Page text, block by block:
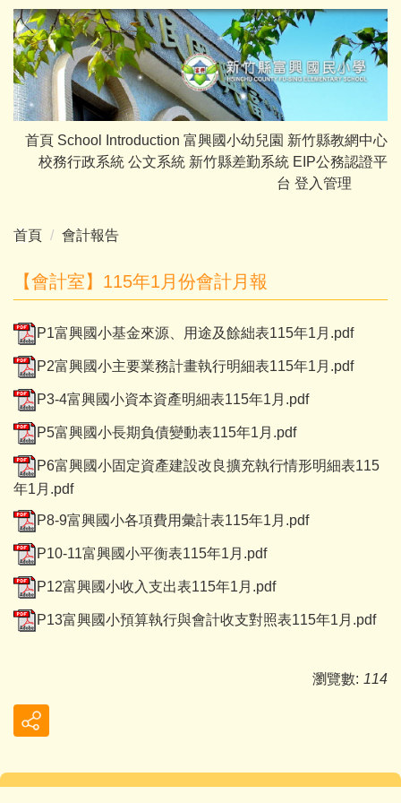
跳
到
主
要
內
容
首頁 School Introduction 富興國小幼兒園 新竹縣教網中心
校務行政系統 公文系統 新竹縣差勤系統 EIP公務認證平
台 登入管理
首頁 會計報告
【會計室】115年1月份會計月報
P1富興國小基金來源、用途及餘絀表115年1月.pdf
P2富興國小主要業務計畫執行明細表115年1月.pdf
P3-4富興國小資本資產明細表115年1月.pdf
P5富興國小長期負債變動表115年1月.pdf
P6富興國小固定資產建設改良擴充執行情形明細表115
年1月.pdf
P8-9富興國小各項費用彙計表115年1月.pdf
P10-11富興國小平衡表115年1月.pdf
P12富興國小收入支出表115年1月.pdf
P13富興國小預算執行與會計收支對照表115年1月.pdf
瀏覽數: 114